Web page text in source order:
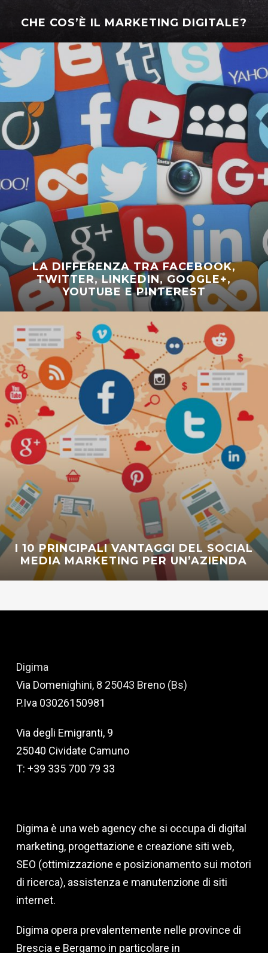
CHE COS’È IL MARKETING DIGITALE?
LA DIFFERENZA TRA FACEBOOK,
TWITTER, LINKEDIN, GOOGLE+,
YOUTUBE E PINTEREST
I 10 PRINCIPALI VANTAGGI DEL SOCIAL
MEDIA MARKETING PER UN’AZIENDA
Digima
Via Domenighini, 8 25043 Breno (Bs)
P.Iva 03026150981
Via degli Emigranti, 9
25040 Cividate Camuno
T: +39 335 700 79 33
Digima è una web agency che si occupa di digital
marketing, progettazione e creazione siti web,
SEO (ottimizzazione e posizionamento sui motori
di ricerca), assistenza e manutenzione di siti
internet.
Digima opera prevalentemente nelle province di
Brescia e Bergamo in particolare in